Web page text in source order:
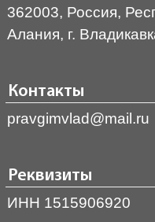
362003, Россия,
Алания, г.
Контакты
pravgimvlad@mail.ru
Реквизиты
ИНН 1515906920